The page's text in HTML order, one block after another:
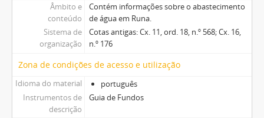
Âmbito e
conteúdo
Contém informações sobre o abastecimento
de água em Runa.
Sistema de
organização
Cotas antigas: Cx. 11, ord. 18, n.º 568; Cx. 16,
n.º 176
Zona de condições de acesso e utilização
Idioma do material
português
Instrumentos de
descrição
Guia de Fundos